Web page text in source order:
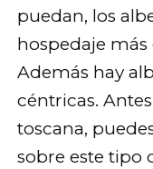
puedan, los
hospedaje
Además hay
céntricas.
toscana,
sobre este tipo